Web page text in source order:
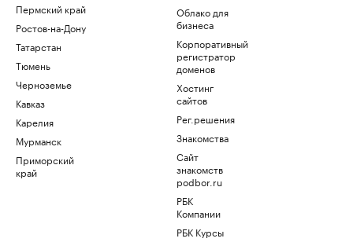
Пермский край
Ростов-на-Дону
Татарстан
Тюмень
Черноземье
Кавказ
Карелия
Мурманск
Приморский
край
Облако для
бизнеса
Корпоративный
регистратор
доменов
Хостинг
сайтов
Рег.решения
Знакомства
Сайт
знакомств
podbor.ru
РБК
Компании
РБК Курсы